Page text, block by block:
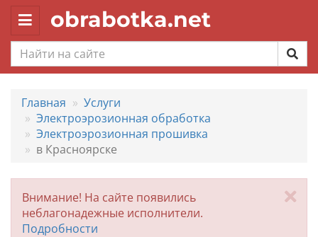
Toggle
navigation
obrabotka.net
Главная
Услуги
Электроэрозионная обработка
Электроэрозионная прошивка
в Красноярске
Внимание! На сайте появились
неблагонадежные исполнители.
Подробности